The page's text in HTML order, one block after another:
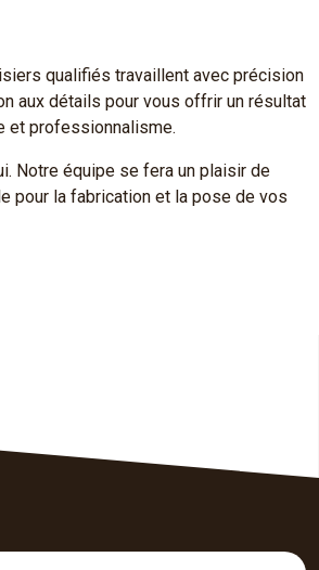
qualifiés travaillent avec précision
aux détails pour vous offrir un résultat
et professionnalisme.
Notre équipe se fera un plaisir de
pour la fabrication et la pose de vos